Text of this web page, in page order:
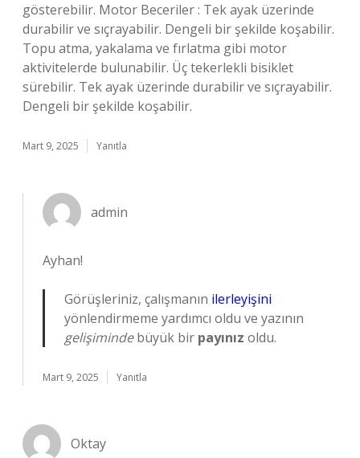
gösterebilir. Motor Beceriler : Tek ayak üzerinde
durabilir ve sıçrayabilir. Dengeli bir şekilde koşabilir.
Topu atma, yakalama ve fırlatma gibi motor
aktivitelerde bulunabilir. Üç tekerlekli bisiklet
sürebilir. Tek ayak üzerinde durabilir ve sıçrayabilir.
Dengeli bir şekilde koşabilir.
Mart 9, 2025 Yanıtla
admin
Ayhan!
Görüşleriniz, çalışmanın ilerleyişini
yönlendirmeme yardımcı oldu ve yazının
gelişimindebüyük bir payınız oldu.
Mart 9, 2025 Yanıtla
Oktay